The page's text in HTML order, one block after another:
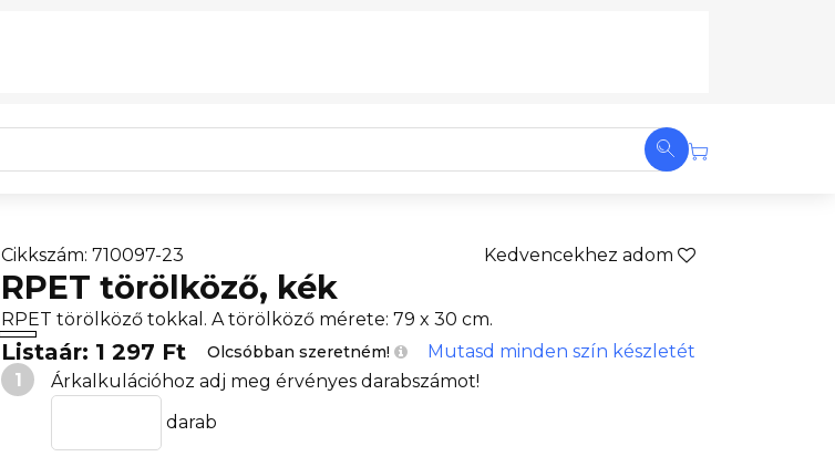
Cikkszám: 710097-23 Kedvencekhez adom
RPET törölköző, kék
RPET törölköző tokkal. A törölköző mérete: 79 x 30 cm.
Listaár: 1 297 Ft Olcsóbban szeretném!
Mutasd minden szín készletét
1
Árkalkulációhoz adj meg érvényes darabszámot!
darab